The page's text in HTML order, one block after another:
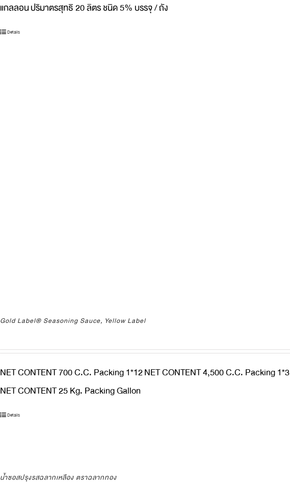
แกลลอนปริมาตรสุทธิ 20 ลิตร ชนิด 5% บรรจุ / ถัง
Details
Gold Label® Seasoning Sauce, Yellow Label
NET CONTENT 700 C.C. Packing 1*12NET CONTENT 4,500 C.C. Packing 1*3
NET CONTENT 25 Kg. Packing Gallon
Details
น้ำซอสปรุงรสฉลากเหลือง ตราฉลากทอง